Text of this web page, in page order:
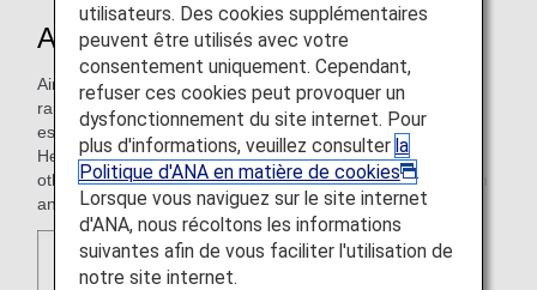
Air Macau (NX)
Air Macau is a regional carrier based in Macau. With the
rapid development of economy in Macau in recent years,
especially after Macau was listed in the World Culture
Heritage by UNESCO, Air Macau also operates flights to
other countries of Asia such as Taiwan, South Korea, Japan
and Thailand.
utilisateurs. Des cookies supplémentaires
peuvent être utilisés avec votre
consentement uniquement. Cependant,
refuser ces cookies peut provoquer un
dysfonctionnement du site internet. Pour
plus d'informations, veuillez consulter la
Politique d'ANA en matière de cookies
.
Lorsque vous naviguez sur le site internet
d'ANA, nous récoltons les informations
suivantes afin de vous faciliter l'utilisation de
notre site internet.